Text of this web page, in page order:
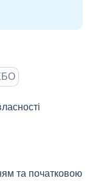
та початковою